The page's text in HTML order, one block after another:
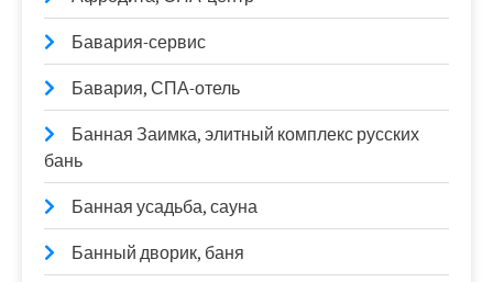
Бавария-сервис
Бавария, СПА-отель
Банная Заимка, элитный комплекс русских
бань
Банная усадьба, сауна
Банный дворик, баня